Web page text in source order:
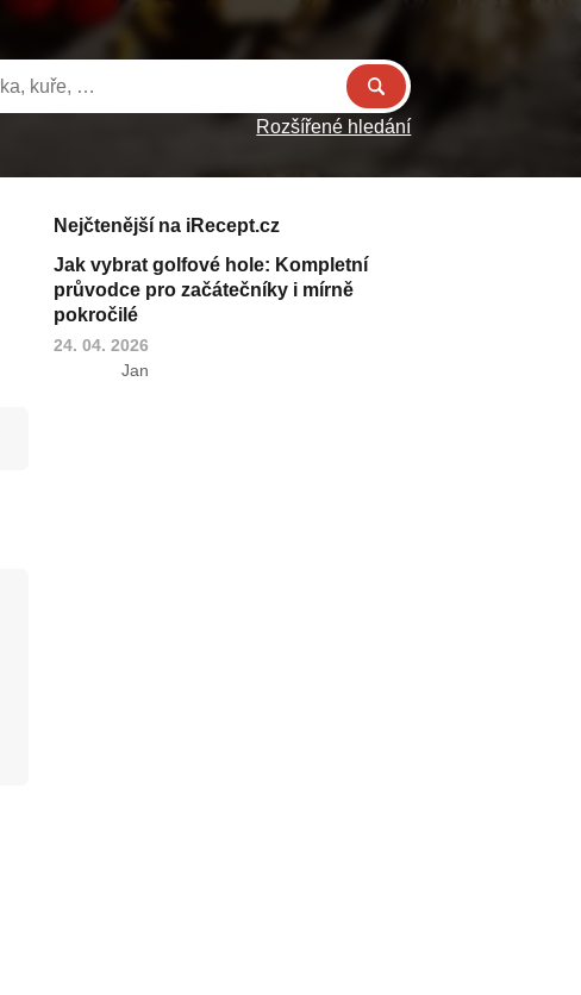
Rozšířené hledání
Nejčtenější na iRecept.cz
Jak vybrat golfové hole: Kompletní
průvodce pro začátečníky i mírně
pokročilé
24. 04. 2026
Jan